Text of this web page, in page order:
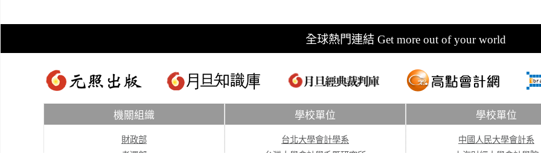
全球熱門連結 Get more out of your world
機關組織
財政部
學校單位
台北大學會計學系
學校單位
中國人民大學會計系